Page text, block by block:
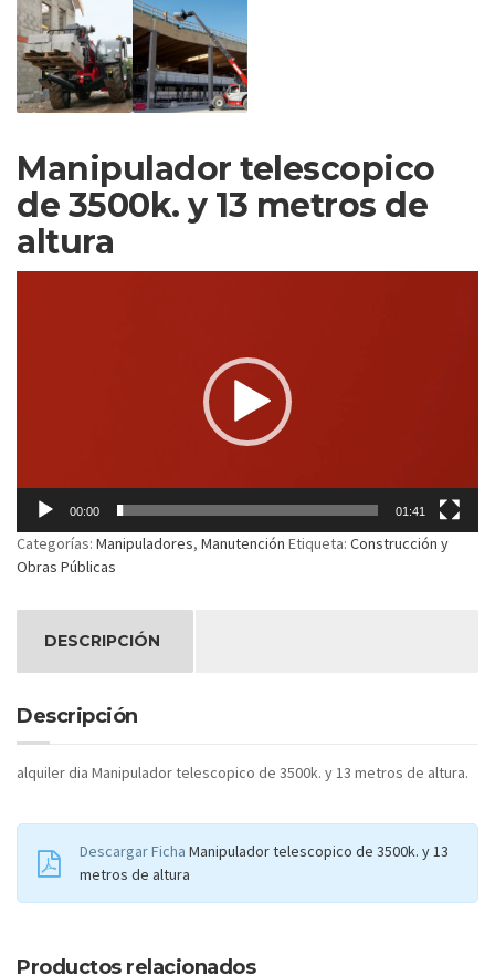
Manipulador telescopico
de 3500k. y 13 metros de
altura
00:00 01:41
Categorías: Manipuladores, Manutención Etiqueta: Construcción y
Obras Públicas
DESCRIPCIÓN
Descripción
alquiler dia Manipulador telescopico de 3500k. y 13 metros de altura.
Descargar Ficha Manipulador telescopico de 3500k. y 13
metros de altura
Productos relacionados